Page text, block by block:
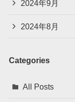
2024年9月
2024年8月
Categories
All Posts